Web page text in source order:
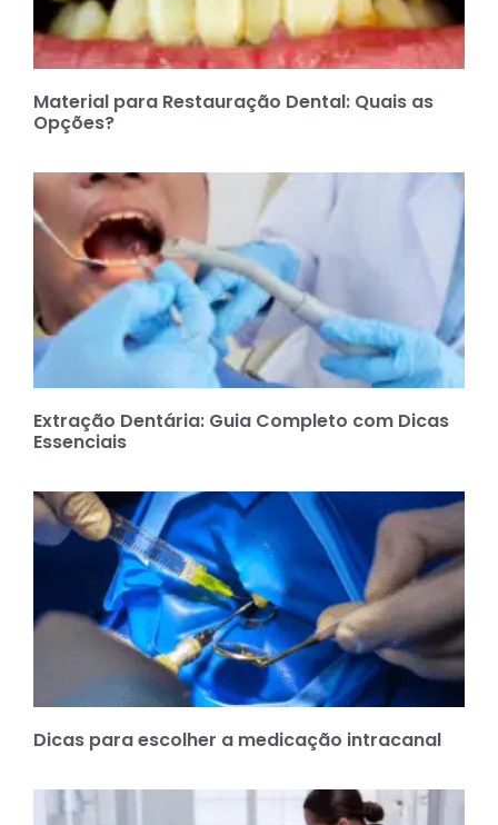
Material para Restauração Dental: Quais as
Opções?
Extração Dentária: Guia Completo com Dicas
Essenciais
Dicas para escolher a medicação intracanal